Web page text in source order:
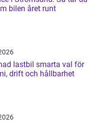
bilen året runt
smarta val för
drift och hållbarhet